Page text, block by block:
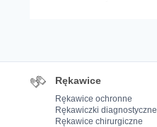
Rękawice
Rękawice ochronne
Rękawiczki diagnostyczne
Rękawice chirurgiczne